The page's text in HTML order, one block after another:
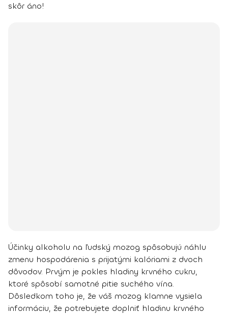
skôr áno!
Účinky alkoholu na ľudský mozog spôsobujú náhlu
zmenu hospodárenia s prijatými kalóriami z dvoch
dôvodov. Prvým je pokles hladiny krvného cukru,
ktoré spôsobí samotné pitie suchého vína.
Dôsledkom toho je, že váš mozog klamne vysiela
informáciu, že potrebujete doplniť hladinu krvného